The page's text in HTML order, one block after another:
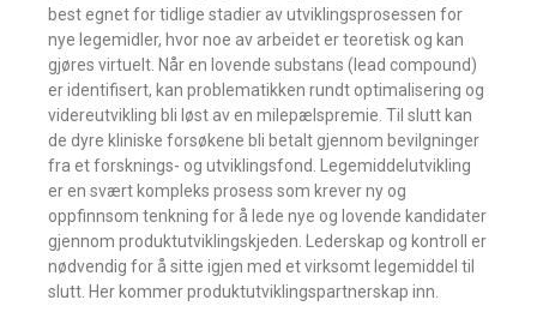
best egnet for tidlige stadier av utviklingsprosessen for
nye legemidler, hvor noe av arbeidet er teoretisk og kan
gjøres virtuelt. Når en lovende substans (lead compound)
er identifisert, kan problematikken rundt optimalisering og
videreutvikling bli løst av en milepælspremie. Til slutt kan
de dyre kliniske forsøkene bli betalt gjennom bevilgninger
fra et forsknings- og utviklingsfond. Legemiddelutvikling
er en svært kompleks prosess som krever ny og
oppfinnsom tenkning for å lede nye og lovende kandidater
gjennom produktutviklingskjeden. Lederskap og kontroll er
nødvendig for å sitte igjen med et virksomt legemiddel til
slutt. Her kommer produktutviklingspartnerskap inn.